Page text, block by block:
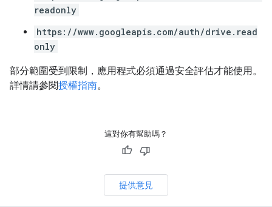
readonly
https://www.googleapis.com/auth/drive.read
only
部分範圍受到限制，應用程式必須通過安全評估才能使用。
詳情請參閱授權指南。
這對你有幫助嗎？
提供意見